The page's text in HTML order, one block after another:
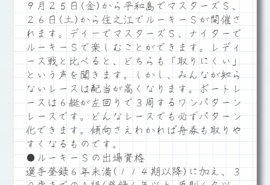
９月２５日(金)から平和島でマスターズＳ、
２６日(土)から住之江でルーキーＳが開催さ
れます。デイ－でマスターズＳ、ナイターで
ルーキーＳで楽しむことができます。レディ
ース戦と比べると、どちらも「取りにくい」
という声を聞きます。しかし、みんなが知ら
ないレースは配当が高くなります。ボートレ
ースは６艇が左回りで３周するワンパターン
レースです。どんなレースでも必ずパターン
化できます。傾向さえわかれば舟券も取りや
すくなるものです。
●ルーキーＳの出場資格
選手登録６年未満(１１４期以降)に加え、３